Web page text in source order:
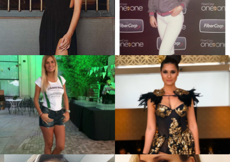
Julieta S. Carina G